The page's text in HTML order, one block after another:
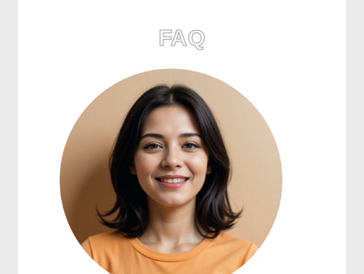
FAQ